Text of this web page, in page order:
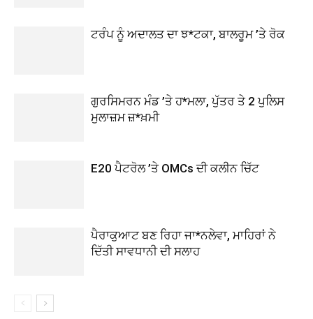
ਟਰੰਪ ਨੂੰ ਅਦਾਲਤ ਦਾ ਝ*ਟਕਾ, ਬਾਲਰੂਮ ’ਤੇ ਰੋਕ
ਗੁਰਸਿਮਰਨ ਮੰਡ ’ਤੇ ਹ*ਮਲਾ, ਪੁੱਤਰ ਤੇ 2 ਪੁਲਿਸ
ਮੁਲਾਜ਼ਮ ਜ਼*ਖ਼ਮੀ
E20 ਪੈਟਰੋਲ ’ਤੇ OMCs ਦੀ ਕਲੀਨ ਚਿੱਟ
ਪੈਰਾਕੁਆਟ ਬਣ ਰਿਹਾ ਜਾ*ਨਲੇਵਾ, ਮਾਹਿਰਾਂ ਨੇ
ਦਿੱਤੀ ਸਾਵਧਾਨੀ ਦੀ ਸਲਾਹ